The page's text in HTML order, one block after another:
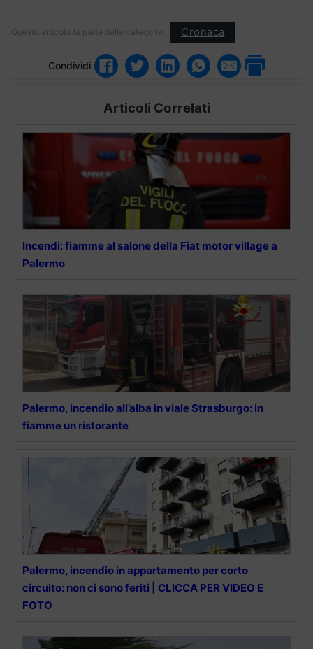
Questo articolo fa parte delle categorie: Cronaca
Condividi
Articoli Correlati
Incendi: fiamme al salone della Fiat motor village a
Palermo
Palermo, incendio all’alba in viale Strasburgo: in
fiamme un ristorante
Palermo, incendio in appartamento per corto
circuito: non ci sono feriti | CLICCA PER VIDEO E
FOTO